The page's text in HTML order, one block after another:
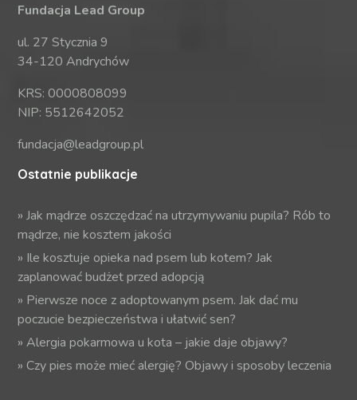
Fundacja Lead Group
ul. 27 Stycznia 9
34-120 Andrychów
KRS: 0000808099
NIP: 5512642052
fundacja@leadgroup.pl
Ostatnie publikacje
»Jak mądrze oszczędzać na utrzymywaniu pupila? Rób to
mądrze, nie kosztem jakości
» Ile kosztuje opieka nad psem lub kotem? Jak
zaplanować budżet przed adopcją
» Pierwsze noce z adoptowanym psem. Jak dać mu
poczucie bezpieczeństwa i ułatwić sen?
»Alergia pokarmowa u kota – jakie daje objawy?
»Czy pies może mieć alergię? Objawy i sposoby leczenia